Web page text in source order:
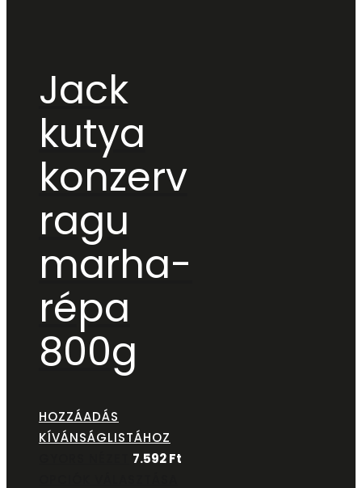
Jack
kutya
konzerv
ragu
marha-
répa
800g
HOZZÁADÁS
KÍVÁNSÁGLISTÁHOZ
7.592Ft